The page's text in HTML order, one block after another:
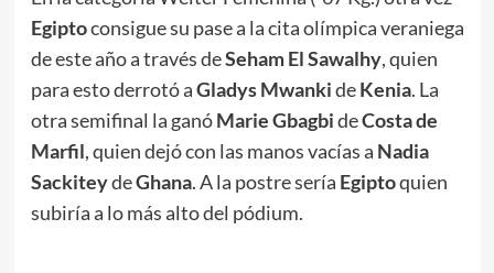
Egiptoconsigue su pase a la cita olímpica veraniega
de este año a través deSeham El Sawalhy, quien
para esto derrotó aGladys MwankideKenia. La
otra semifinal la ganóMarie GbagbideCosta de
Marfil, quien dejó con las manos vacías a Nadia
SackiteydeGhana. A la postre sería Egiptoquien
subiría a lo más alto del pódium.